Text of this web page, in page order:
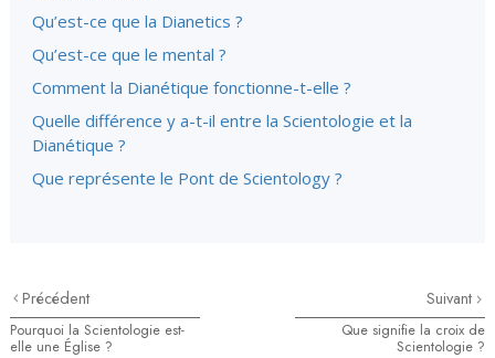
Qu’est-ce que la Dianetics ?
Qu’est-ce que le mental ?
Comment la Dianétique fonctionne-t-elle ?
Quelle différence y a-t-il entre la Scientologie et la
Dianétique ?
Que représente le Pont de Scientology ?
Précédent
Pourquoi la Scientologie est-
elle une Église ?
Suivant
Que signifie la croix de
Scientologie ?